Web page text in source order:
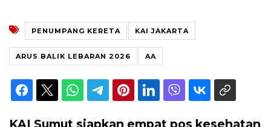
PENUMPANG KERETA KAI JAKARTA
ARUS BALIK LEBARAN 2026 AA
KAI Sumut siapkan empat pos kesehatan